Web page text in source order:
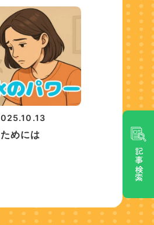
記事検索
めには